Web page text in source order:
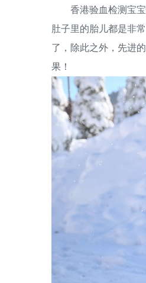
香港验血检测宝宝
肚子里的胎儿都是非
了，除此之外，先进
果！